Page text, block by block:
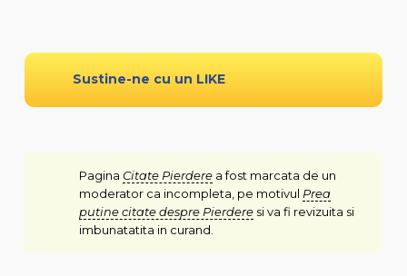
Sustine-ne cu un LIKE
Pagina Citate Pierderea fost marcata de un
moderator ca incompleta, pe motivul Prea
putine citate despre Pierderesi va fi revizuita si
imbunatatita in curand.